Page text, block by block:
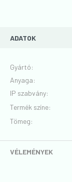
ADATOK
Gyártó:
Anyaga:
IP szabvány:
Termék színe:
Tömeg:
VÉLEMÉNYEK